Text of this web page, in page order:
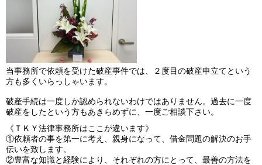
当事務所で依頼を受けた破産事件では、２度目の破産申立てという
方も多くいらっしゃいます。
破産手続は一度しか認められないわけではありません。過去に一度
破産をしたという方もあきらめずに、一度ご相談下さい。
《ＴＫＹ法律事務所はここが違います》
①依頼者の事を第一に考え、親身になって、借金問題の解決のお手
伝いを致します。
②豊富な知識と経験により、それぞれの方にとって、最善の方法を